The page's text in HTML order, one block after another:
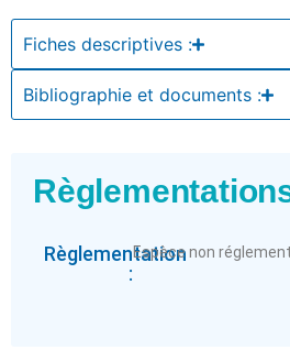
Fiches descriptives :
Bibliographie et documents :
Règlementation
:
Espèce non